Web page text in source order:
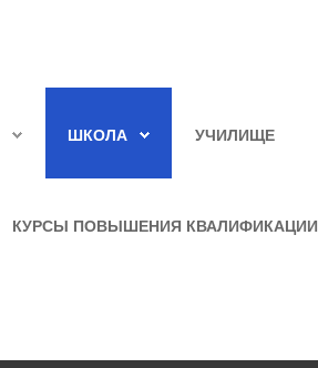
ШКОЛА УЧИЛИЩЕ
КУРСЫ ПОВЫШЕНИЯ КВАЛИФИКАЦИИ